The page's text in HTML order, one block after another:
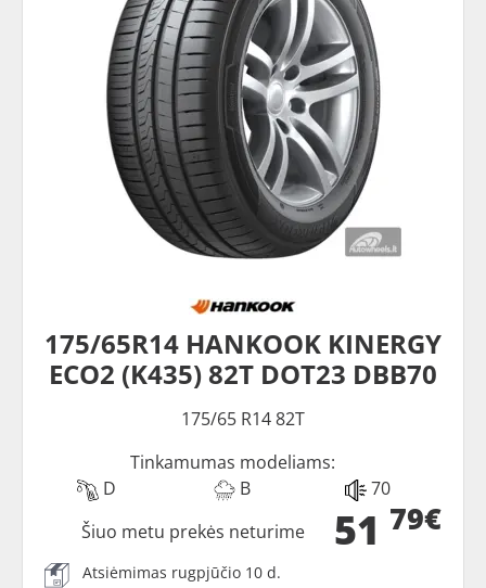
175/65R14 HANKOOK KINERGY
ECO2 (K435) 82T DOT23 DBB70
175/65 R14 82T
Tinkamumas modeliams:
D
B 70
51 79€
Šiuo metu prekės neturime
Atsiėmimas rugpjūčio 10 d.